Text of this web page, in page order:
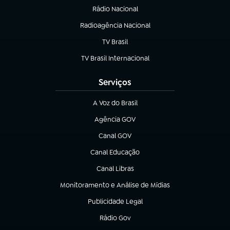
Rádio Nacional
Radioagência Nacional
(abre em nova aba)
TV Brasil
(abre em nova aba)
TV Brasil Internacional
(abre em nova aba)
Serviços
A Voz do Brasil
(abre em nova aba)
Agência GOV
(abre em nova aba)
Canal GOV
(abre em nova aba)
Canal Educação
(abre em nova aba)
Canal Libras
(abre em nova aba)
Monitoramento e Análise de Mídias
(abre em nova aba)
Publicidade Legal
(abre em nova aba)
Rádio Gov
(abre em nova aba)